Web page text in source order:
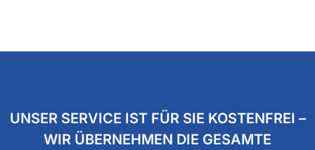
UNSER SERVICE IST FÜR SIE KOSTENFREI –
WIR ÜBERNEHMEN DIE GESAMTE